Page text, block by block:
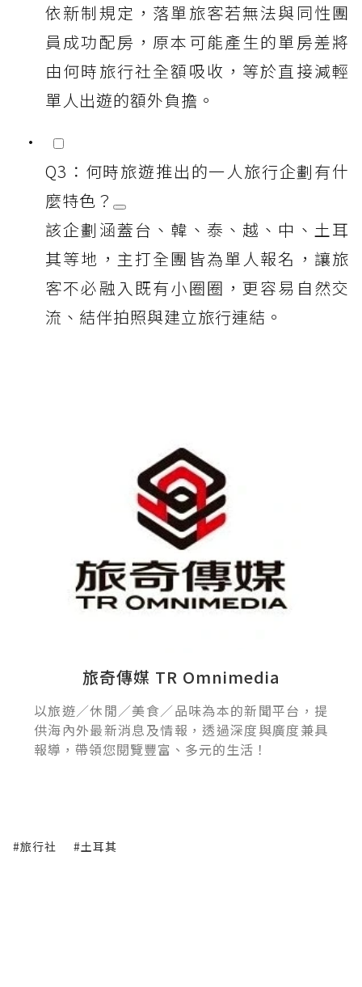
依新制規定，落單旅客若無法與同性團
員成功配房，原本可能產生的單房差將
由何時旅行社全額吸收，等於直接減輕
單人出遊的額外負擔。
Q3：何時旅遊推出的一人旅行企劃有什
麼特色？
該企劃涵蓋台、韓、泰、越、中、土耳
其等地，主打全團皆為單人報名，讓旅
客不必融入既有小圈圈，更容易自然交
流、結伴拍照與建立旅行連結。
旅奇傳媒 TR Omnimedia
以旅遊／休閒／美食／品味為本的新聞平台，提
供海內外最新消息及情報，透過深度與廣度兼具
報導，帶領您閱覽豐富、多元的生活！
#旅行社 #土耳其